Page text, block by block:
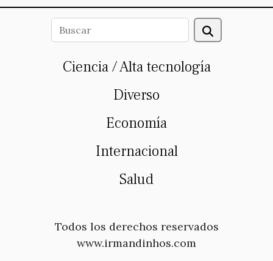
Ciencia / Alta tecnología
Diverso
Economía
Internacional
Salud
Todos los derechos reservados
www.irmandinhos.com